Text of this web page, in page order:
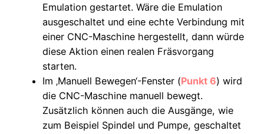
Emulation gestartet. Wäre die Emulation
ausgeschaltet und eine echte Verbindung mit
einer CNC-Maschine hergestellt, dann würde
diese Aktion einen realen Fräsvorgang
starten.
Im ‚Manuell Bewegen‘-Fenster (Punkt 6) wird
die CNC-Maschine manuell bewegt.
Zusätzlich können auch die Ausgänge, wie
zum Beispiel Spindel und Pumpe, geschaltet